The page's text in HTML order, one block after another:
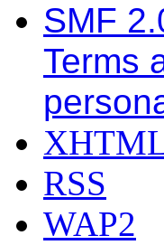
SMF
Terms
RSS
WAP2